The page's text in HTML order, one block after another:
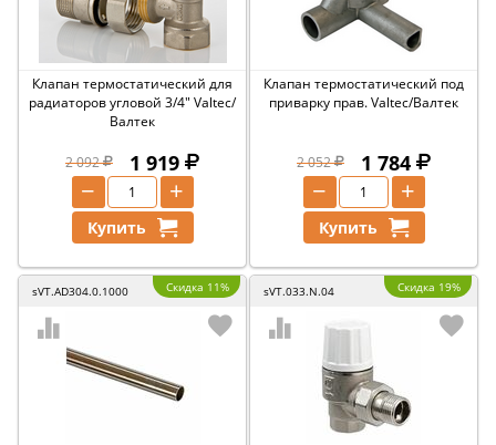
Клапан термостатический для
радиаторов угловой 3/4" Valtec/
Валтек
2 092 1 919
+
−
Купить
Клапан термостатический под
приварку прав. Valtec/Валтек
2 052 1 784
+
−
Купить
sVT.AD304.0.1000 Скидка 11% sVT.033.N.04 Скидка 19%